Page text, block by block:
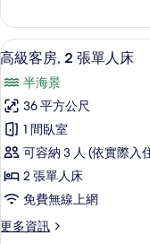
床,
海
景
的
所
有
相
片
客
房,
2
單
人
床,
海
景
的
詳
情
顯
示
高
級
客
房,
2
張
單
15
高級客房, 2 張單人床
半海景
36 平方公尺
1 間臥室
可容納 3 人 (依實際入
2 張單人床
免費無線上網
更多資訊
更